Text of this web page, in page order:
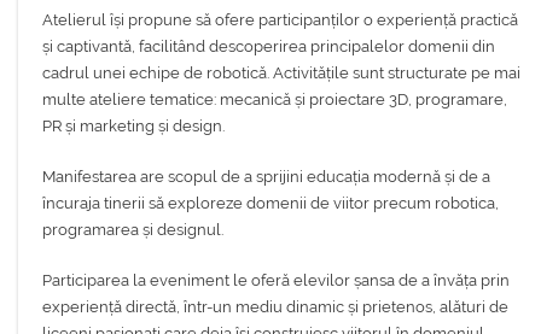
Atelierul își propune să ofere participanților o experiență practică
și captivantă, facilitând descoperirea principalelor domenii din
cadrul unei echipe de robotică. Activitățile sunt structurate pe mai
multe ateliere tematice: mecanică și proiectare 3D, programare,
PR și marketing și design.
Manifestarea are scopul de a sprijini educația modernă și de a
încuraja tinerii să exploreze domenii de viitor precum robotica,
programarea și designul.
Participarea la eveniment le oferă elevilor șansa de a învăța prin
experiență directă, într-un mediu dinamic și prietenos, alături de